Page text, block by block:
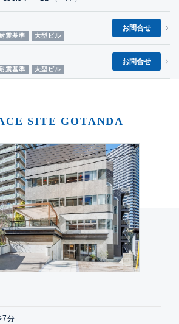
震基準 大型ビル
お問合せ
震基準 大型ビル
お問合せ
SITE GOTANDA
7分